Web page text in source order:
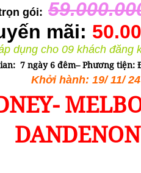
gói:
mãi:
dụng cho 09 khách đăng
7 ngày 6 đêm– Phương tiện:
Khởi hành: 19/ 11/ 24